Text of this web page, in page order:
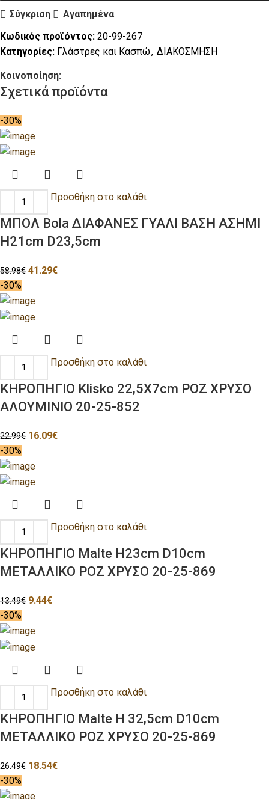
Σύγκριση
Αγαπημένα
Κωδικός προϊόντος: 20-99-267
Κατηγορίες: Γλάστρες και Κασπώ, ΔΙΑΚΟΣΜΗΣΗ
Κοινοποίηση:
Σχετικά προϊόντα
-30%
Προσθήκη στο καλάθι
ΜΠΟΛ Bola ΔΙΑΦΑΝΕΣ ΓΥΑΛΙ ΒΑΣΗ ΑΣΗΜΙ
H21cm D23,5cm
58.98€ 41.29€
-30%
Προσθήκη στο καλάθι
ΚΗΡΟΠΗΓΙΟ Klisko 22,5Χ7cm ΡΟΖ ΧΡΥΣΟ
ΑΛΟΥΜΙΝΙΟ 20-25-852
22.99€ 16.09€
-30%
Προσθήκη στο καλάθι
ΚΗΡΟΠΗΓΙΟ Malte H23cm D10cm
ΜΕΤΑΛΛΙΚΟ ΡΟΖ ΧΡΥΣΟ 20-25-869
13.49€ 9.44€
-30%
Προσθήκη στο καλάθι
ΚΗΡΟΠΗΓΙΟ Malte H 32,5cm D10cm
ΜΕΤΑΛΛΙΚΟ ΡΟΖ ΧΡΥΣΟ 20-25-869
26.49€ 18.54€
-30%